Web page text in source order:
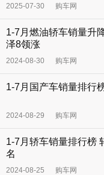
2025-07-30 购车网
1-7月燃油轿车销量升
泽8领涨
2024-08-30 购车网
1-7月国产车销量排行
2024-08-29 购车网
1-7月轿车销量排行榜
名
2024-08-25 购车网